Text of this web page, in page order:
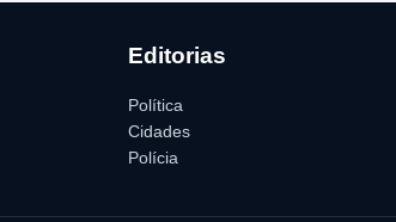
Editorias
Política
Cidades
Polícia